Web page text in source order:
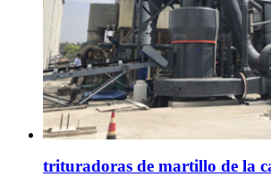
trituradoras de martillo de la